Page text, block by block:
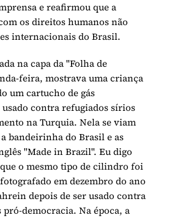
e reafirmou que a
os direitos humanos não
internacionais do Brasil.
na capa da "Folha de
feira, mostrava uma criança
um cartucho de gás
contra refugiados sírios
na Turquia. Nela se viam
bandeirinha do Brasil e as
"Made in Brazil". Eu digo
o mesmo tipo de cilindro foi
em dezembro do ano
depois de ser usado contra
democracia. Na época, a